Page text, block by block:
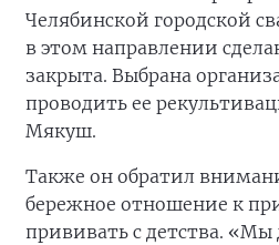
Челябинской городской
в этом направлении
закрыта. Выбрана
проводить ее
Мякуш.
Также он обратил
бережное отношение к
прививать с детства.